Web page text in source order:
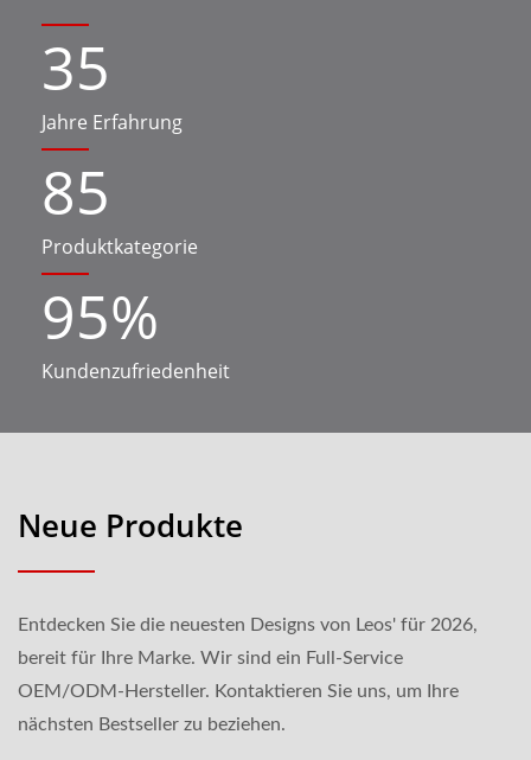
35
Jahre Erfahrung
85
Produktkategorie
95%
Kundenzufriedenheit
Neue Produkte
Entdecken Sie die neuesten Designs von Leos' für 2026,
bereit für Ihre Marke. Wir sind ein Full-Service
OEM/ODM-Hersteller. Kontaktieren Sie uns, um Ihre
nächsten Bestseller zu beziehen.